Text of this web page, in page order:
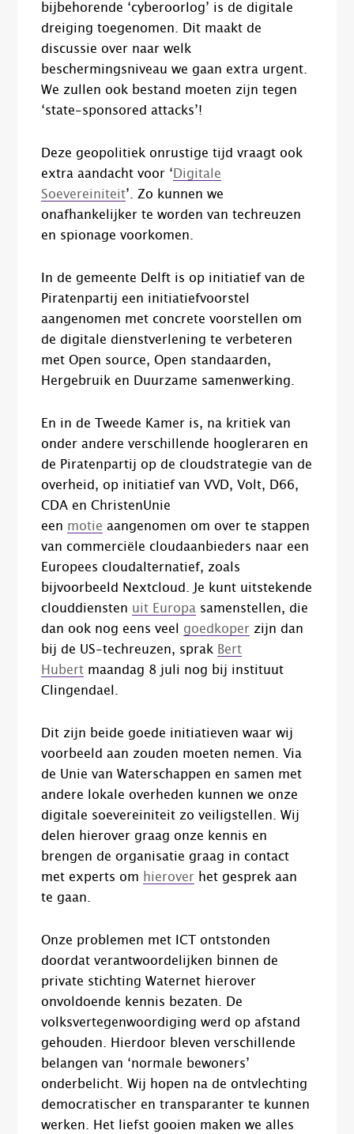
bijbehorende ‘cyberoorlog’ is de digitale
dreiging toegenomen. Dit maakt de
discussie over naar welk
beschermingsniveau we gaan extra urgent.
We zullen ook bestand moeten zijn tegen
‘state-sponsored attacks’!
Deze geopolitiek onrustige tijd vraagt ook
extra aandacht voor ‘ Digitale
Soevereiniteit’. Zo kunnen we
onafhankelijker te worden van techreuzen
en spionage voorkomen.
In de gemeente Delft is op initiatief van de
Piratenpartij een initiatiefvoorstel
aangenomen met concrete voorstellen om
de digitale dienstverlening te verbeteren
met Open source, Open standaarden,
Hergebruik en Duurzame samenwerking.
En in de Tweede Kamer is, na kritiek van
onder andere verschillende hoogleraren en
de Piratenpartij op de cloudstrategie van de
overheid, op initiatief van VVD, Volt, D66,
CDA en ChristenUnie
een motie aangenomen om over te stappen
van commerciële cloudaanbieders naar een
Europees cloudalternatief, zoals
bijvoorbeeld Nextcloud. Je kunt uitstekende
clouddiensten uit Europa samenstellen, die
dan ook nog eens veel goedkoper zijn dan
bij de US-techreuzen, sprak Bert
Hubert maandag 8 juli nog bij instituut
Clingendael.
Dit zijn beide goede initiatieven waar wij
voorbeeld aan zouden moeten nemen. Via
de Unie van Waterschappen en samen met
andere lokale overheden kunnen we onze
digitale soevereiniteit zo veiligstellen. Wij
delen hierover graag onze kennis en
brengen de organisatie graag in contact
met experts om hierover het gesprek aan
te gaan.
Onze problemen met ICT ontstonden
doordat verantwoordelijken binnen de
private stichting Waternet hierover
onvoldoende kennis bezaten. De
volksvertegenwoordiging werd op afstand
gehouden. Hierdoor bleven verschillende
belangen van ‘normale bewoners’
onderbelicht. Wij hopen na de ontvlechting
democratischer en transparanter te kunnen
werken. Het liefst gooien maken we alles